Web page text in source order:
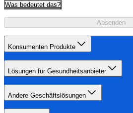
Was bedeutet das?
Absenden
Konsumenten Produkte
Lösungen für Gesundheitsanbieter
Andere Geschäftslösungen